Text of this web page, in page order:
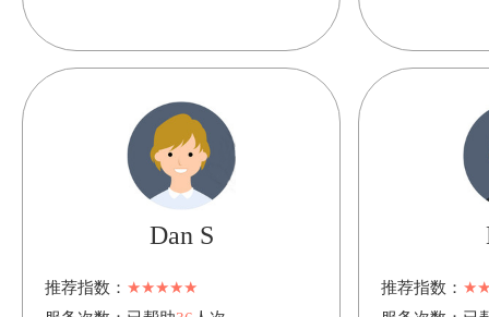
Dan S
推荐指数： ★★★★★
推荐指数：